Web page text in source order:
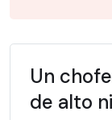
Un
de alto